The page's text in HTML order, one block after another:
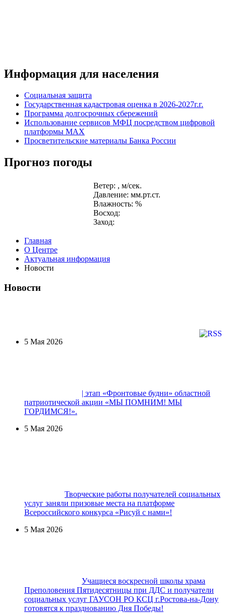
Информация для населения
Социальная защита
Государственная кадастровая оценка в 2026-2027г.г.
Программа долгосрочных сбережений
Использование сервисов МФЦ посредством цифровой
платформы MAX
Просветительские материалы Банка России
Прогноз погоды
Ветер: , м/сек.
Давление: мм.рт.ст.
Влажность: %
Восход:
Заход:
Главная
О Центре
Актуальная информация
Новости
Новости
5 Мая 2026
| этап «Фронтовые будни» областной
патриотической акции «МЫ ПОМНИМ! МЫ
ГОРДИМСЯ!».
5 Мая 2026
Творческие работы получателей социальных
услуг заняли призовые места на платформе
Всероссийского конкурса «Рисуй с нами»!
5 Мая 2026
Учащиеся воскресной школы храма
Преполовения Пятидесятницы при ДДС и получатели
социальных услуг ГАУСОН РО КСЦ г.Ростова-на-Дону
готовятся к празднованию Дня Победы!